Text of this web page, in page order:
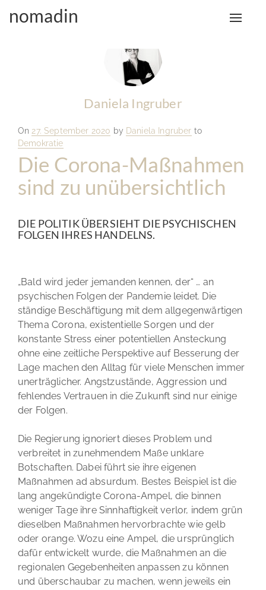
nomadin
Toggle
Daniela Ingruber
On Posted
on
27. September 2020 by Daniela Ingruber to
Demokratie
Die Corona-Maßnahmen
sind zu unübersichtlich
DIE POLITIK ÜBERSIEHT DIE PSYCHISCHEN
FOLGEN IHRES HANDELNS.
„Bald wird jeder jemanden kennen, der“ … an
psychischen Folgen der Pandemie leidet. Die
ständige Beschäftigung mit dem allgegenwärtigen
Thema Corona, existentielle Sorgen und der
konstante Stress einer potentiellen Ansteckung
ohne eine zeitliche Perspektive auf Besserung der
Lage machen den Alltag für viele Menschen immer
unerträglicher. Angstzustände, Aggression und
fehlendes Vertrauen in die Zukunft sind nur einige
der Folgen.
Die Regierung ignoriert dieses Problem und
verbreitet in zunehmendem Maße unklare
Botschaften. Dabei führt sie ihre eigenen
Maßnahmen ad absurdum. Bestes Beispiel ist die
lang angekündigte Corona-Ampel, die binnen
weniger Tage ihre Sinnhaftigkeit verlor, indem grün
dieselben Maßnahmen hervorbrachte wie gelb
oder orange. Wozu eine Ampel, die ursprünglich
dafür entwickelt wurde, die Maßnahmen an die
regionalen Gegebenheiten anpassen zu können
und überschaubar zu machen, wenn jeweils ein